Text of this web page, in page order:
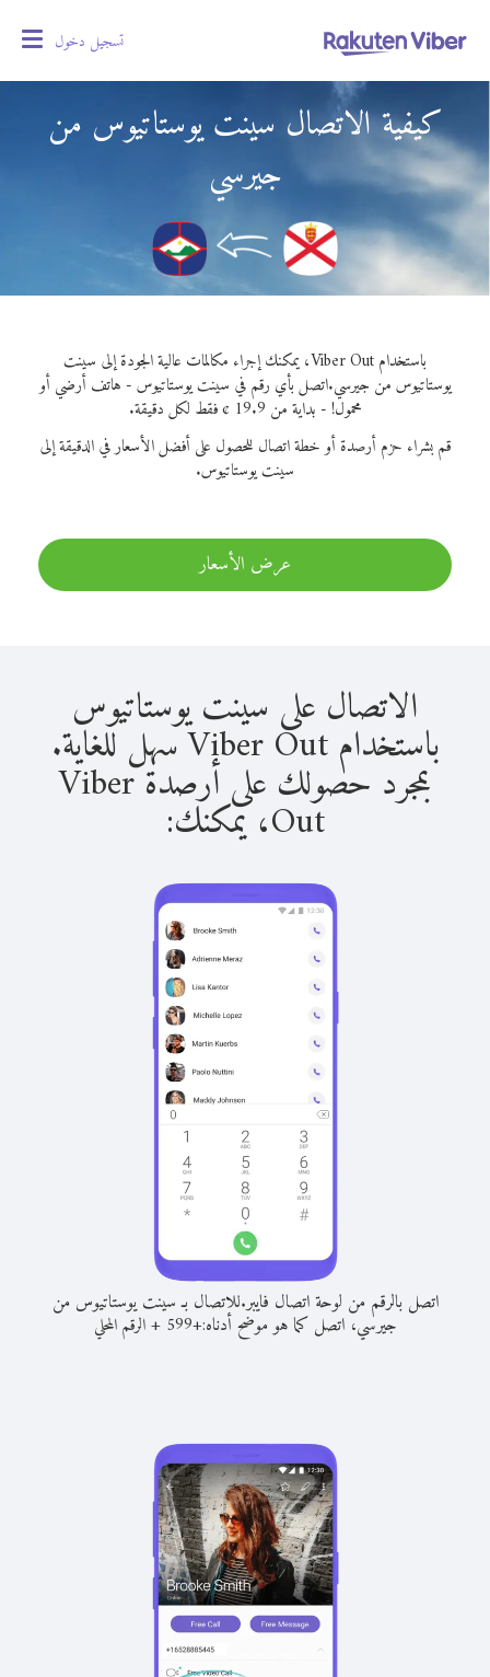
تسجيل دخول
كيفية الاتصال سينت يوستاتيوس من
جيرسي
باستخدام Viber Out، يمكنك إجراء مكالمات عالية الجودة إلى سينت
يوستاتيوس من جيرسي.اتصل بأي رقم في سينت يوستاتيوس - هاتف أرضي أو
محمول! - بداية من 19.9 ¢ فقط لكل دقيقة.
قم بشراء حزم أرصدة أو خطة اتصال للحصول على أفضل الأسعار في الدقيقة إلى
سينت يوستاتيوس.
عرض الأسعار
الاتصال على سينت يوستاتيوس
باستخدام Viber Out سهل للغاية.
بمجرد حصولك على أرصدة Viber
Out، يمكنك:
اتصل بالرقم من لوحة اتصال فايبر.للاتصال بـ سينت يوستاتيوس من
جيرسي، اتصل كما هو موضح أدناه:+
599
+الرقم المحلي